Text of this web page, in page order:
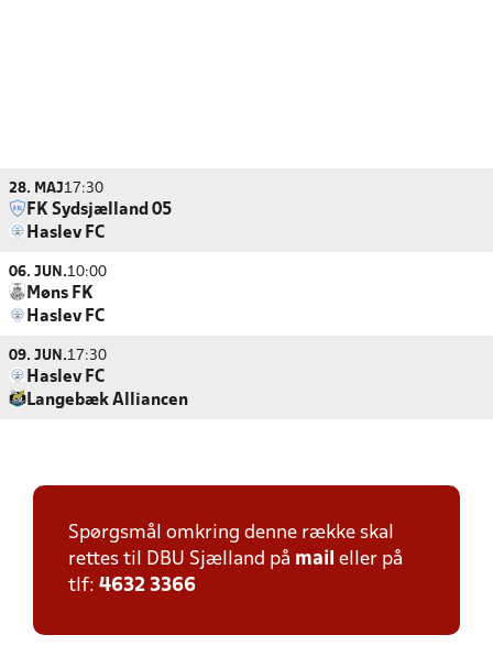
28. MAJ17:30
FK Sydsjælland 05
Haslev FC
06. JUN.10:00
Møns FK
Haslev FC
09. JUN.17:30
Haslev FC
Langebæk Alliancen
Spørgsmål omkring denne række skal
rettes til DBU Sjælland på mail eller på
tlf: 4632 3366